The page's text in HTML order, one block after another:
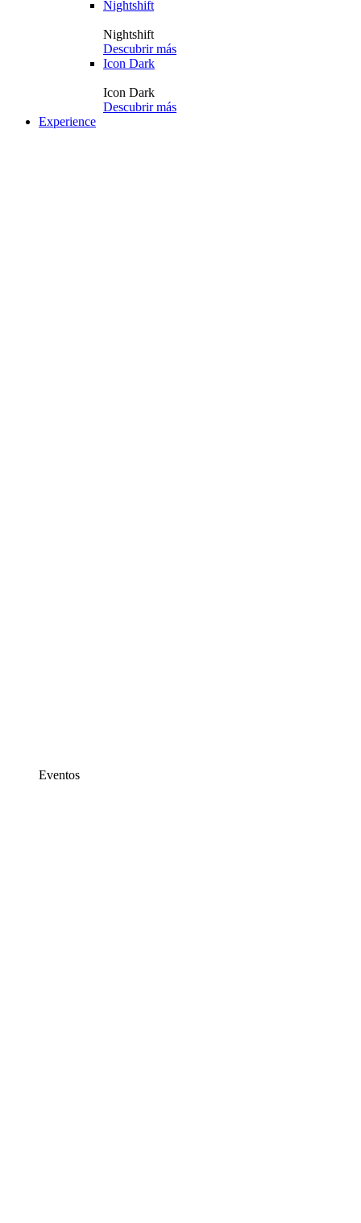
Nightshift
Nightshift
Descubrir más
Icon Dark
Icon Dark
Descubrir más
Experience
Eventos